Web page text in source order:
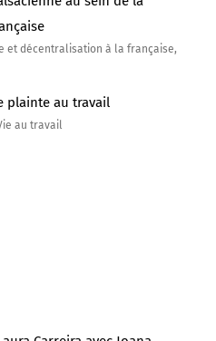
et décentralisation à la française,
plainte au travail
au travail